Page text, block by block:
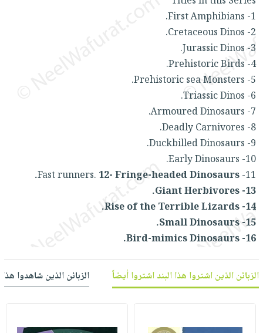
العناية
بالأسنان
الحمية
والتغذية
أدوات
المائدة
الأوعية
والتخزين
أدوات
المطبخ
الأكثر
مبيعاً
العودة
للمدارس
اكسسوارات
كتب
اكسسوارات
منزلية
اكسسوارات
ملابس
مطرزات
حقائب
حلي
عناية
صابون
أطفال
مناسبات
شحن
مجاني
بنود
مختارة
اشتراكات
كل
الاشتراكات
صندوق
القراءة
iKitab
بلا
حدود
بحث
متقدم
نيل
وفرات
عن
الشركة
سياسة
الشركة
فيديوهات
أسئلة
يتكرر
طرحها
حسابك
لائحة
عربة
نشرة
1- First Amphibians.
2- Cretaceous Dinos.
3- Jurassic Dinos.
4- Prehistoric Birds.
5- Prehistoric sea Monsters.
6- Triassic Dinos.
7- Armoured Dinosaurs.
8- Deadly Carnivores.
9- Duckbilled Dinosaurs.
10- Early Dinosaurs.
11- Fast runners.
12- Fringe-headed Dinosaurs.
13- Giant Herbivores.
14- Rise of the Terrible Lizards.
15- Small Dinosaurs.
16- Bird-mimics Dinosaurs.
الزبائن الذين اشتروا هذا البند اشتروا أيضاً الزبائن الذين شاهدوا